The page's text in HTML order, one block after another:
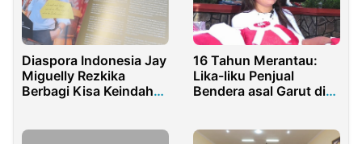
Diaspora Indonesia Jay
Miguelly Rezkika
Berbagi Kisa Keindahan
16 Tahun Merantau:
Lika-liku Penjual
Bendera asal Garut di